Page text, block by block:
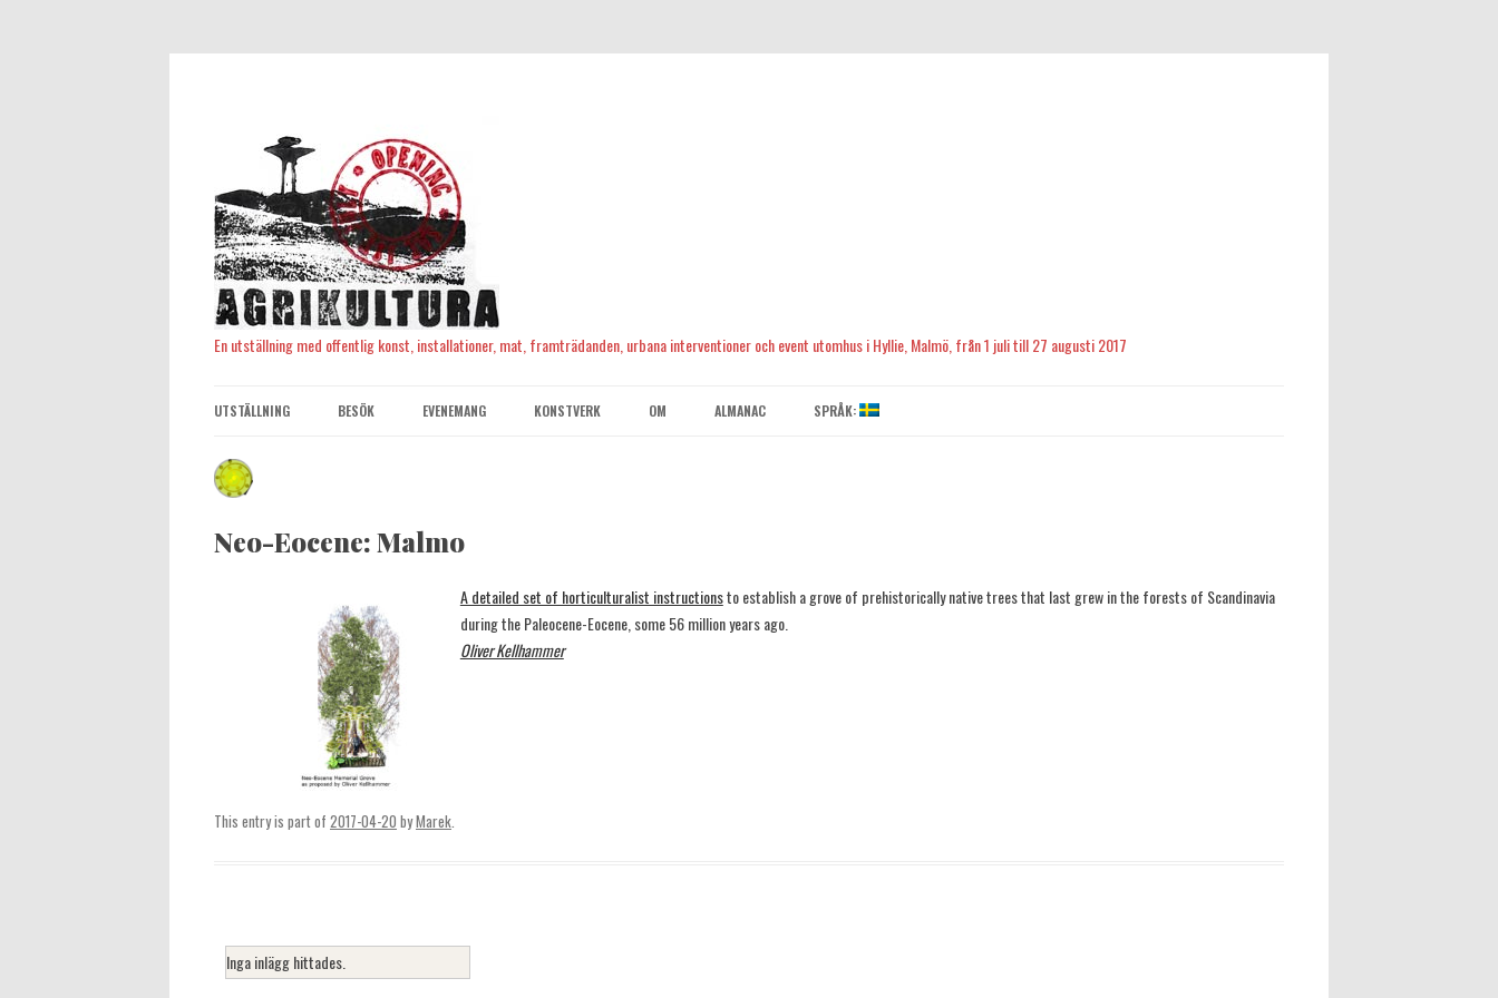
En utställning med offentlig konst, installationer, mat, framträdanden, urbana interventioner och event utomhus i Hyllie, Malmö, från 1 juli till 27 augusti 2017
to
content
UTSTÄLLNING BESÖK EVENEMANG KONSTVERK OM ALMANAC SPRÅK:
Neo-Eocene: Malmo
A detailed set of horticulturalist instructionsto establish a grove of prehistorically native trees that last grew in the forests of Scandinavia
during the Paleocene-Eocene, some 56 million years ago.
Oliver Kellhammer
This entry is part of 2017-04-20 byMarek.
Inga inlägg hittades.